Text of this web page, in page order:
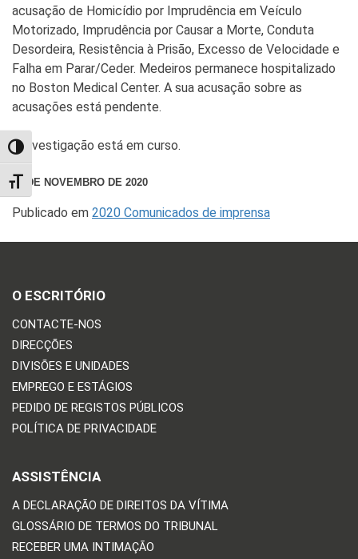
TOGGLE HIGH CONTRAST
TOGGLE FONT SIZE
acusação de Homicídio por Imprudência em Veículo
Motorizado, Imprudência por Causar a Morte, Conduta
Desordeira, Resistência à Prisão, Excesso de Velocidade e
Falha em Parar/Ceder. Medeiros permanece hospitalizado
no Boston Medical Center. A sua acusação sobre as
acusações está pendente.
A investigação está em curso.
18 DE NOVEMBRO DE 2020
Publicado em 2020 Comunicados de imprensa
O ESCRITÓRIO
CONTACTE-NOS
DIRECÇÕES
DIVISÕES E UNIDADES
EMPREGO E ESTÁGIOS
PEDIDO DE REGISTOS PÚBLICOS
POLÍTICA DE PRIVACIDADE
ASSISTÊNCIA
A DECLARAÇÃO DE DIREITOS DA VÍTIMA
GLOSSÁRIO DE TERMOS DO TRIBUNAL
RECEBER UMA INTIMAÇÃO